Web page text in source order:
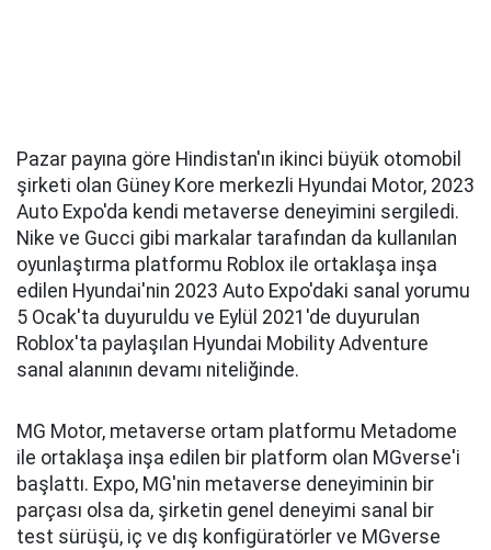
Pazar payına göre Hindistan'ın ikinci büyük otomobil
şirketi olan Güney Kore merkezli Hyundai Motor, 2023
Auto Expo'da kendi metaverse deneyimini sergiledi.
Nike ve Gucci gibi markalar tarafından da kullanılan
oyunlaştırma platformu Roblox ile ortaklaşa inşa
edilen Hyundai'nin 2023 Auto Expo'daki sanal yorumu
5 Ocak'ta duyuruldu ve Eylül 2021'de duyurulan
Roblox'ta paylaşılan Hyundai Mobility Adventure
sanal alanının devamı niteliğinde.
MG Motor, metaverse ortam platformu Metadome
ile ortaklaşa inşa edilen bir platform olan MGverse'i
başlattı. Expo, MG'nin metaverse deneyiminin bir
parçası olsa da, şirketin genel deneyimi sanal bir
test sürüşü, iç ve dış konfigüratörler ve MGverse